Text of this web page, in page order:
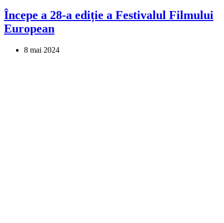
Începe a 28-a ediție a Festivalul Filmului
European
8 mai 2024